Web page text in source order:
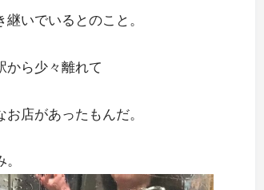
いでいるとのこと。
から少々離れて
店があったもんだ。